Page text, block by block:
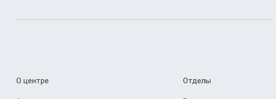
О центре Отделы